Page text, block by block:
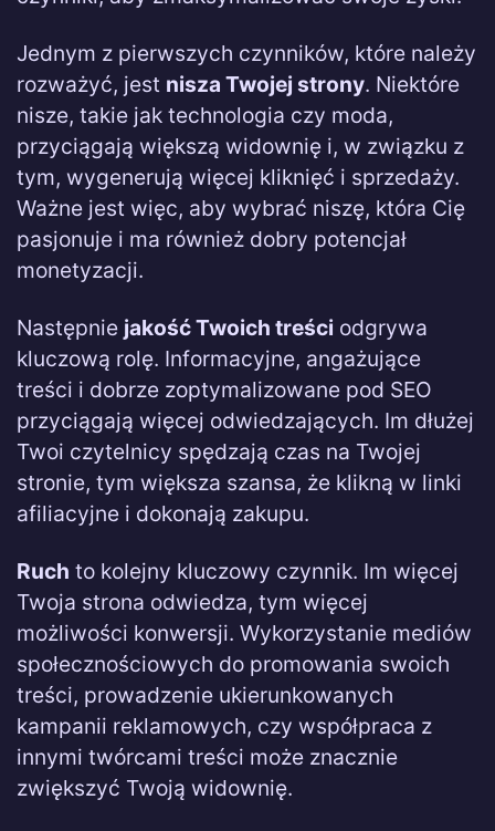
Jednym z pierwszych czynników, które należy
rozważyć, jest nisza Twojej strony. Niektóre
nisze, takie jak technologia czy moda,
przyciągają większą widownię i, w związku z
tym, wygenerują więcej kliknięć i sprzedaży.
Ważne jest więc, aby wybrać niszę, która Cię
pasjonuje i ma również dobry potencjał
monetyzacji.
Następnie jakość Twoich treści odgrywa
kluczową rolę. Informacyjne, angażujące
treści i dobrze zoptymalizowane pod SEO
przyciągają więcej odwiedzających. Im dłużej
Twoi czytelnicy spędzają czas na Twojej
stronie, tym większa szansa, że klikną w linki
afiliacyjne i dokonają zakupu.
Ruch to kolejny kluczowy czynnik. Im więcej
Twoja strona odwiedza, tym więcej
możliwości konwersji. Wykorzystanie mediów
społecznościowych do promowania swoich
treści, prowadzenie ukierunkowanych
kampanii reklamowych, czy współpraca z
innymi twórcami treści może znacznie
zwiększyć Twoją widownię.